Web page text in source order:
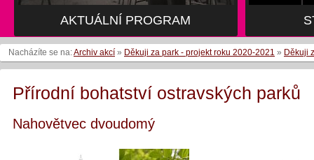
AKTUÁLNÍ PROGRAM
Nacházíte se na:Archiv akcí » Děkuji za park - projekt roku 2020-2021 » Děkuji
Přírodní bohatství ostravských parků
Nahovětvec dvoudomý